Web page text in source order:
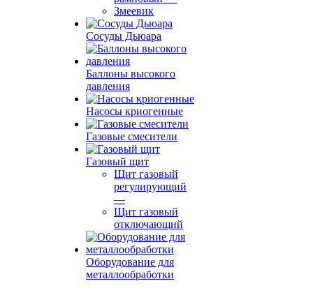
Змеевик
Сосуды Дьюара
Баллоны высокого
давления
Насосы криогенные
Газовые смесители
Газовый щит
Щит газовый
регулирующий
—
Щит газовый
отключающий
Оборудование для
металлообработки